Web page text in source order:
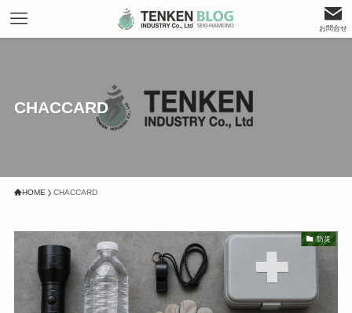
お問合せ
CHACCARD
HOME CHACCARD
防災